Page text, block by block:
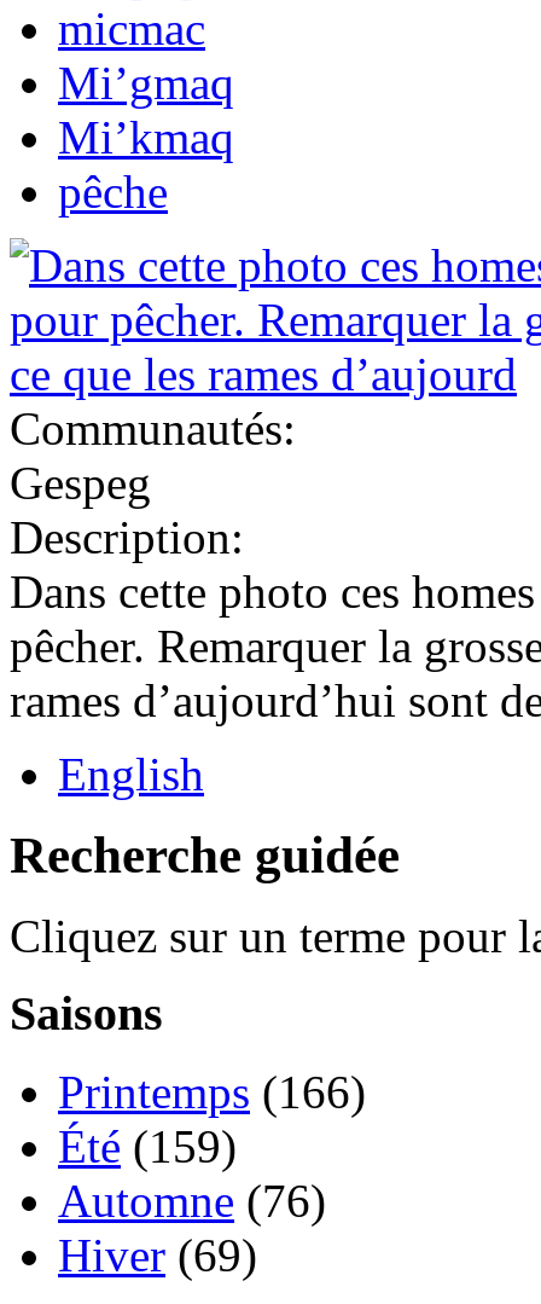
micmac
Mi’gmaq
Mi’kmaq
pêche
Communautés:
Gespeg
Description:
Dans cette photo ces
pêcher. Remarquer la
rames d’aujourd’hui sont
English
Recherche guidée
Cliquez sur un terme pour
Saisons
Printemps (166)
Été (159)
Automne (76)
Hiver (69)